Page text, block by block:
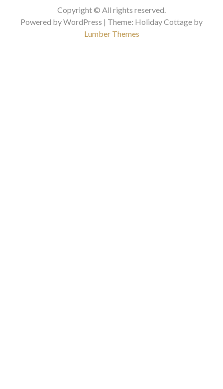
Copyright © All rights reserved.
Powered by WordPress | Theme: Holiday Cottage by
Lumber Themes